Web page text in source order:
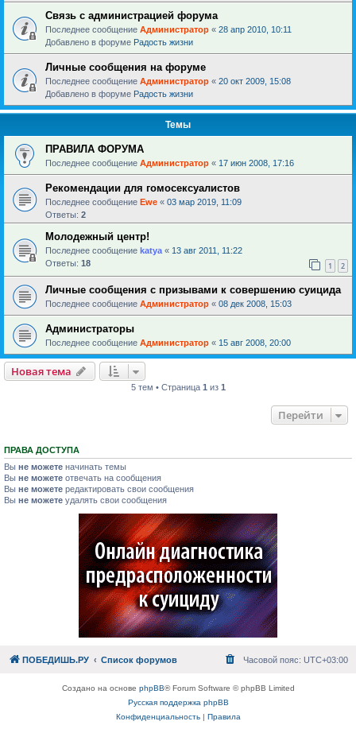
Связь с администрацией форума
Последнее сообщение Администратор « 28 апр 2010, 10:11
Добавлено в форуме Радость жизни
Личные сообщения на форуме
Последнее сообщение Администратор « 20 окт 2009, 15:08
Добавлено в форуме Радость жизни
Темы
ПРАВИЛА ФОРУМА
Последнее сообщение Администратор « 17 июн 2008, 17:16
Рекомендации для гомосексуалистов
Последнее сообщение Ewe « 03 мар 2019, 11:09
Ответы: 2
Молодежный центр!
Последнее сообщение katya « 13 авг 2011, 11:22
Ответы: 18 1 2
Личные сообщения с призывами к совершению суицида
Последнее сообщение Администратор « 08 дек 2008, 15:03
Администраторы
Последнее сообщение Администратор « 15 авг 2008, 20:00
Новая тема
5 тем • Страница 1 из 1
Перейти
ПРАВА ДОСТУПА
Вы не можете начинать темы
Вы не можете отвечать на сообщения
Вы не можете редактировать свои сообщения
Вы не можете удалять свои сообщения
ПОБЕДИШЬ.РУ Список форумов Часовой пояс: UTC+03:00
Создано на основе phpBB® Forum Software © phpBB Limited
Русская поддержка phpBB
Конфиденциальность| Правила